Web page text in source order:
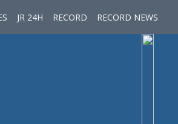
JR 24H RECORD RECORD NEWS